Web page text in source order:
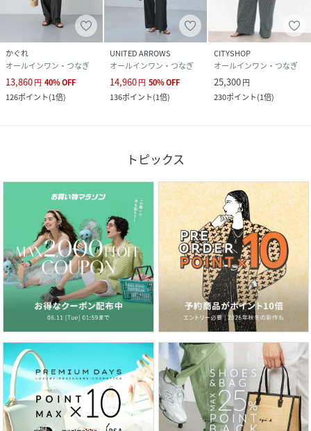
かぐれ
オールインワン・つなぎ
13,860円 40%OFF
126ポイント(1倍)
UNITED ARROWS
オールインワン・つなぎ
14,960円 50%OFF
136ポイント(1倍)
CITYSHOP
オールインワン・つなぎ
25,300円
230ポイント(1倍)
トピックス